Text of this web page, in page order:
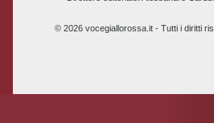
© 2026 vocegiallorossa.it - Tutti i diritti